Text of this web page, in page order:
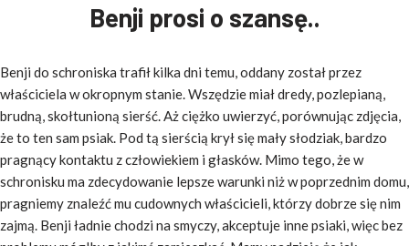
Benji prosi o szansę..
Benji do schroniska trafił kilka dni temu, oddany został przez
właściciela w okropnym stanie. Wszędzie miał dredy, pozlepianą,
brudną, skołtunioną sierść. Aż ciężko uwierzyć, porównując zdjęcia,
że to ten sam psiak. Pod tą sierścią krył się mały słodziak, bardzo
pragnący kontaktu z człowiekiem i głasków. Mimo tego, że w
schronisku ma zdecydowanie lepsze warunki niż w poprzednim domu,
pragniemy znaleźć mu cudownych właścicieli, którzy dobrze się nim
zajmą. Benji ładnie chodzi na smyczy, akceptuje inne psiaki, więc bez